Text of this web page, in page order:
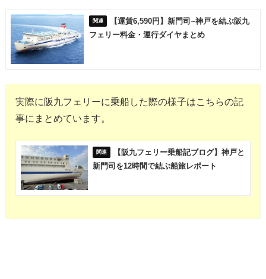
【運賃6,590円】新門司~神戸を結ぶ阪九
フェリー料金・運行ダイヤまとめ
実際に阪九フェリーに乗船した際の様子はこちらの記
事にまとめています。
【阪九フェリー乗船記ブログ】神戸と
新門司を12時間で結ぶ船旅レポート